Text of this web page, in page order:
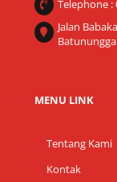
Telephone :
Jalan
MENU LINK
Tentang Kami
Kontak